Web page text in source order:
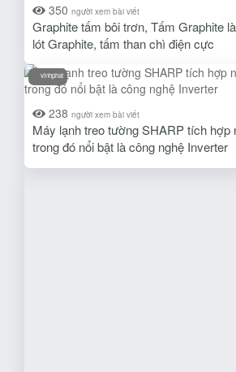
350 người xem bài viết
Graphite tấm bôi trơn, Tấm Graphite
lót Graphite, tấm than chì điện cực
vinhphat
238 người xem bài viết
Máy lạnh treo tường SHARP tích hợp
trong đó nổi bật là công nghệ Inverter